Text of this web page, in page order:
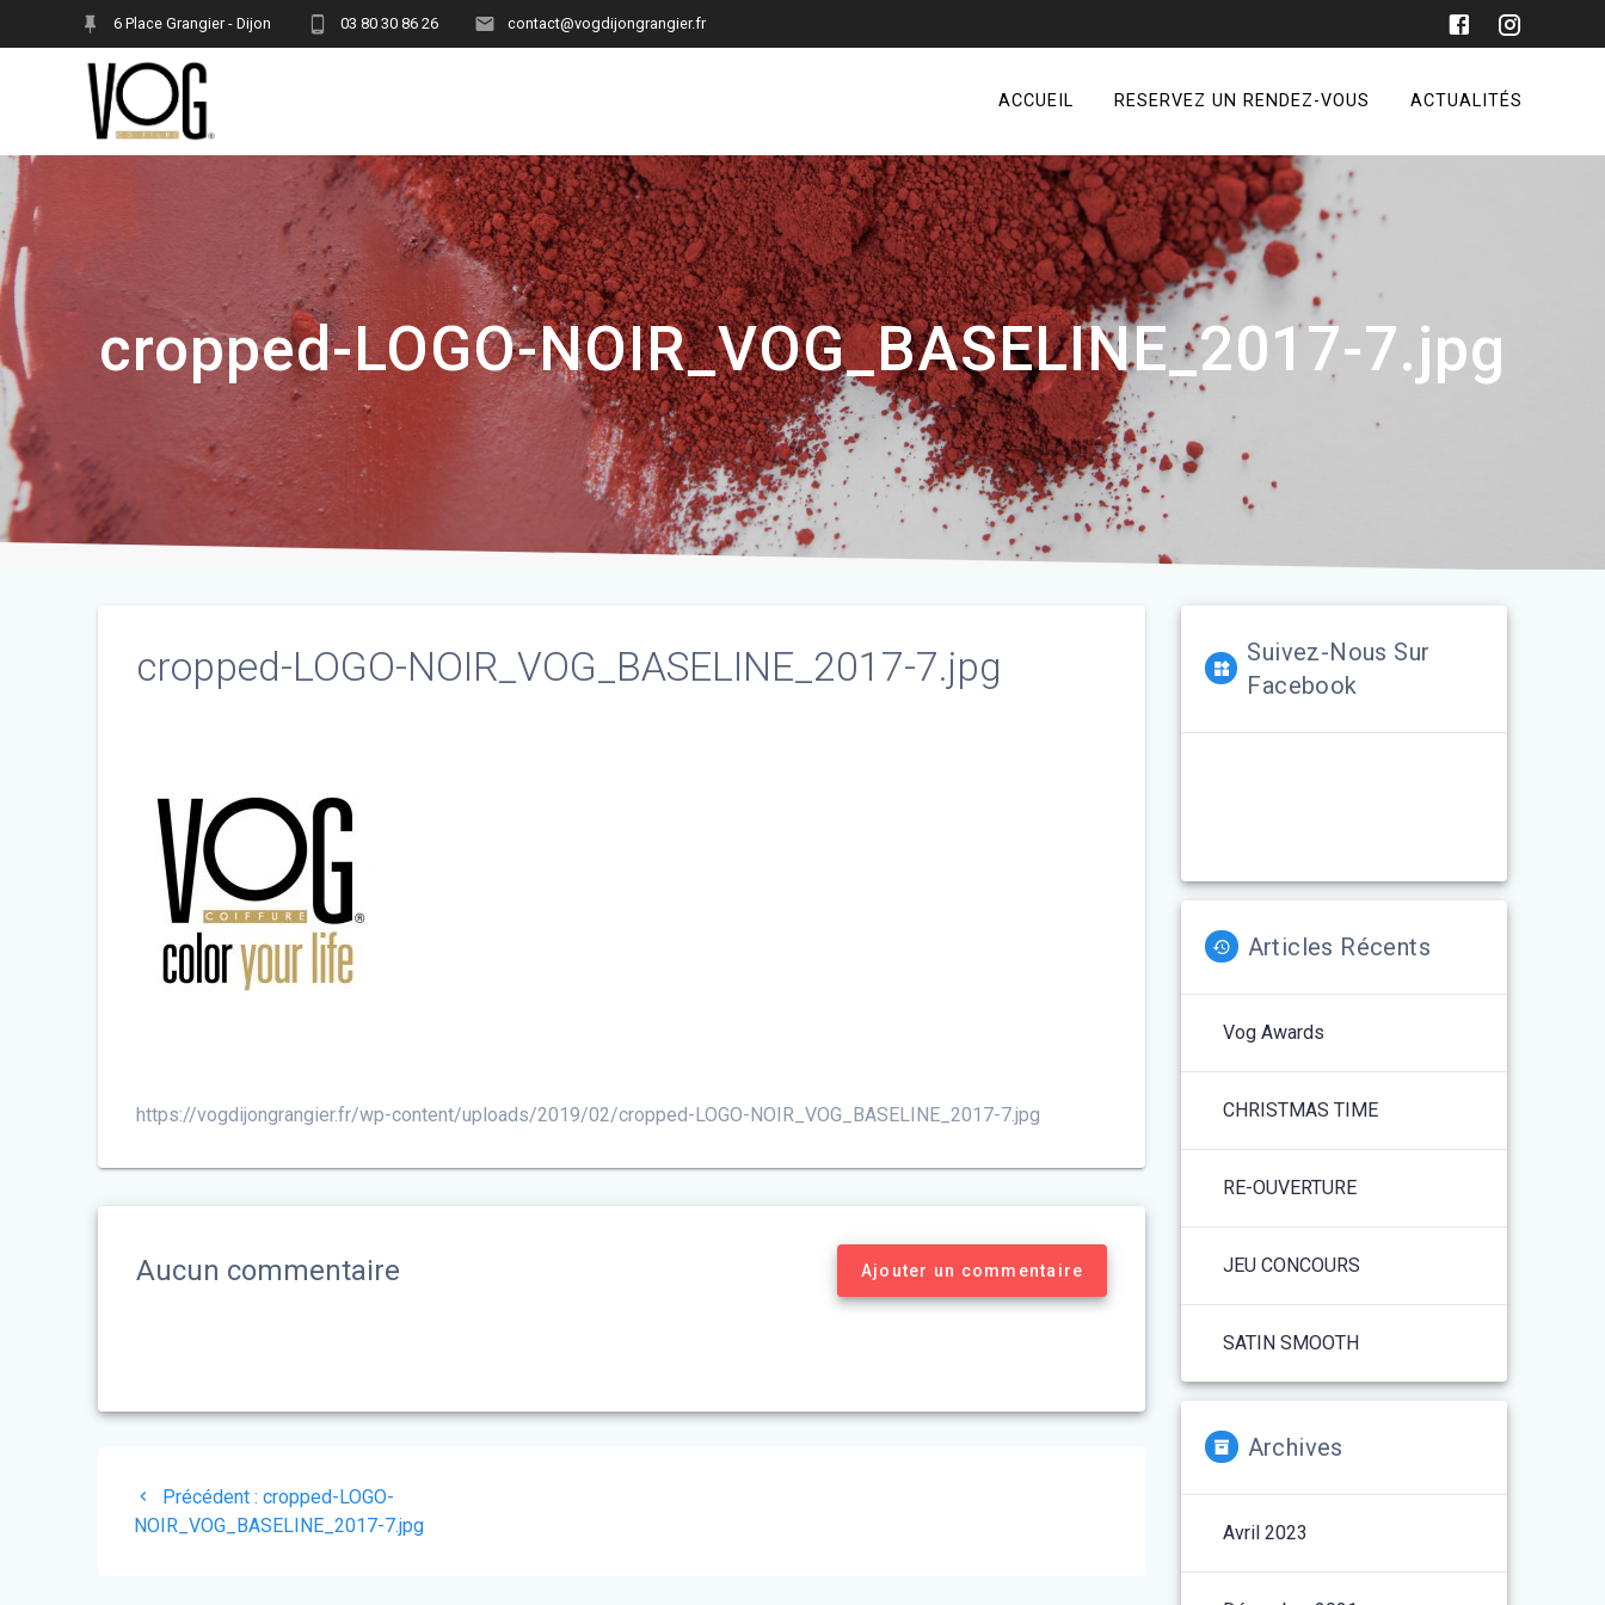
6 Place Grangier - Dijon 03 80 30 86 26 contact@vogdijongrangier.fr
ACCUEIL RESERVEZ UN RENDEZ-VOUS ACTUALITÉS
cropped-LOGO-NOIR_VOG_BASELINE_2017-7.jpg
cropped-LOGO-NOIR_VOG_BASELINE_2017-7.jpg
https://vogdijongrangier.fr/wp-content/uploads/2019/02/cropped-LOGO-NOIR_VOG_BASELINE_2017-7.jpg
Aucun commentaire Ajouter un commentaire
Navigation
de
Précédent : Article
précédent
cropped-LOGO-
NOIR_VOG_BASELINE_2017-7.jpg
Suivez-Nous Sur
Facebook
Articles Récents
Vog Awards
CHRISTMAS TIME
RE-OUVERTURE
JEU CONCOURS
SATIN SMOOTH
Archives
Avril 2023